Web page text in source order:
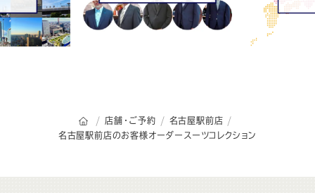
オーダースーツSADAのトップページ
店舗・ご予約
名古屋駅前店
名古屋駅前店のお客様オーダースーツコレクション